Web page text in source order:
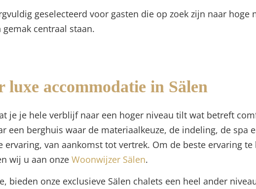
geselecteerd voor gasten die op zoek zijn naar
centraal staan.
accommodatie in Sälen
je je hele verblijf naar een hoger niveau tilt wat betreft
een berghuis waar de materiaalkeuze, de indeling, de spa
van aankomst tot vertrek. Om de beste ervaring
wij u aan onze Woonwijzer Sälen.
bieden onze exclusieve Sälen chalets een heel ander